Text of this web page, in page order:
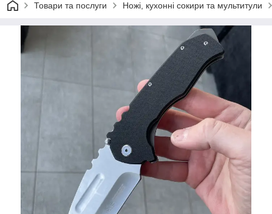
Товари та послуги Ножі, кухонні сокири та мультитули